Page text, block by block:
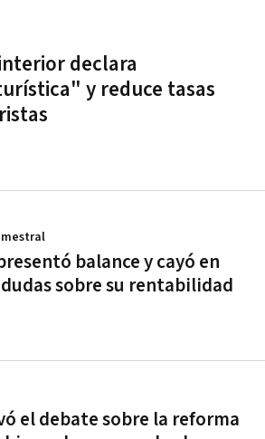
declara
y reduce tasas
balance y cayó en
sobre su rentabilidad
el debate sobre la reforma